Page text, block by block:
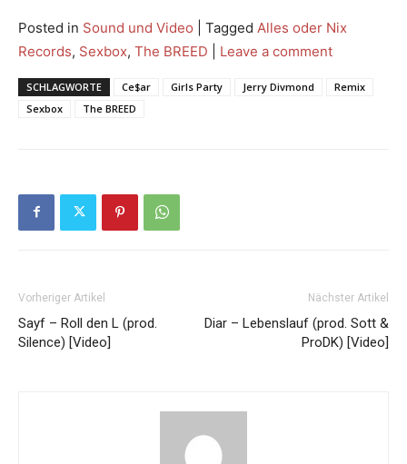
Posted in Sound und Video Tagged Alles oder Nix
Records, Sexbox, The BREED Leave a comment
SCHLAGWORTE Ce$ar Girls Party Jerry Divmond
Remix
Sexbox
The BREED
Vorheriger Artikel
Sayf – Roll den L (prod.
Silence) [Video]
Nächster Artikel
Diar – Lebenslauf (prod. Sott &
ProDK) [Video]